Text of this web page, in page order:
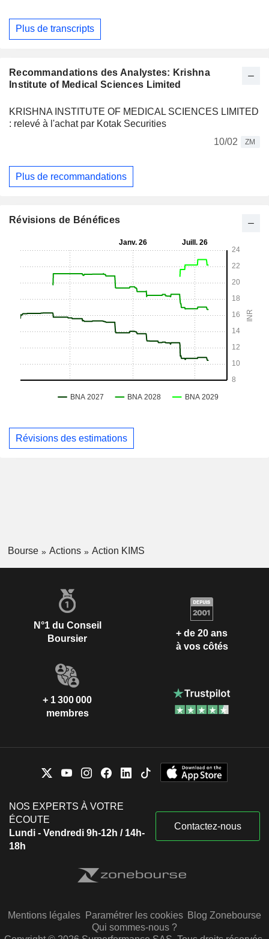
Plus de transcripts
Recommandations des Analystes: Krishna
Institute of Medical Sciences Limited
KRISHNA INSTITUTE OF MEDICAL SCIENCES LIMITED
: relevé à l'achat par Kotak Securities
10/02
ZM
Plus de recommandations
Révisions de Bénéfices
Révisions des estimations
Bourse Actions Action KIMS
N°1 du Conseil
Boursier
+ de 20 ans
à vos côtés
+ 1 300 000
membres
NOS EXPERTS À VOTRE
ÉCOUTE
Lundi - Vendredi 9h-12h / 14h-
18h
Contactez-nous
Mentions légales Paramétrer les cookies Blog Zonebourse
Qui sommes-nous ?